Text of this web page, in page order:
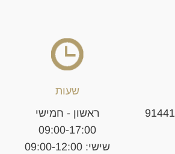
ת.ד. 44214 מיקוד 91441
שעות
ראשון - חמישי
09:00-17:00
שישי: 09:00-12:00